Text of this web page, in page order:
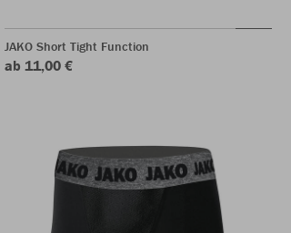
JAKO Short Tight Function
ab 11,00 €